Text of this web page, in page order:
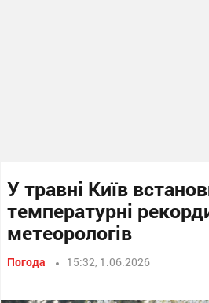
У травні Київ
температурні
метеорологів
Погода 15:32, 1.06.2026